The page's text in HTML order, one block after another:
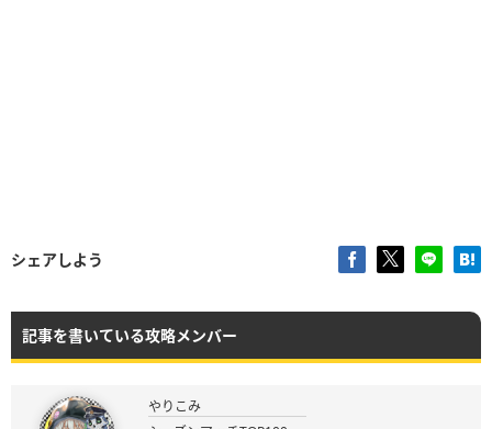
シェアしよう
記事を書いている攻略メンバー
やりこみ